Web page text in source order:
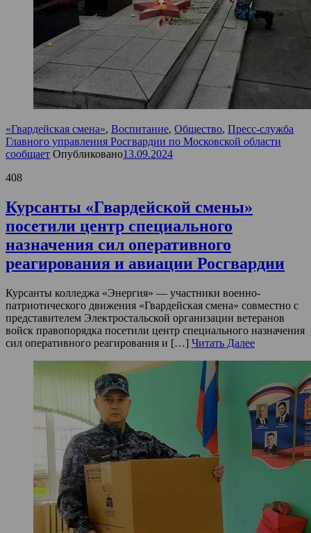
«Гвардейская смена», Воспитание, Общество, Пресс-служба
Главного управления Росгвардии по Московской области
сообщает Опубликовано13.09.2024
408
Курсанты «Гвардейской смены»
посетили центр специального
назначения сил оперативного
реагирования и авиации Росгвардии
Курсанты колледжа «Энергия» — участники военно-
патриотического движения «Гвардейская смена» совместно с
представителем Электростальской организации ветеранов
войск правопорядка посетили центр специального назначения
сил оперативного реагирования и […] Читать Далее